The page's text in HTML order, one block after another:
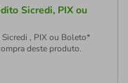
Sicredi, PIX ou
, PIX ou Boleto*
deste produto.